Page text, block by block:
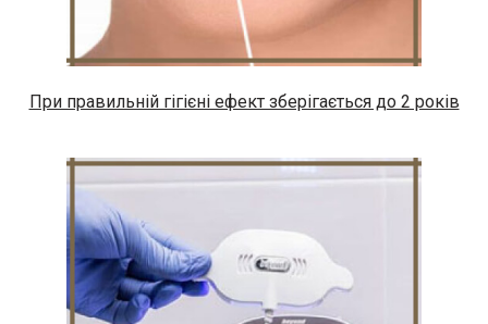
При правильній гігієні ефект зберігається до 2 років